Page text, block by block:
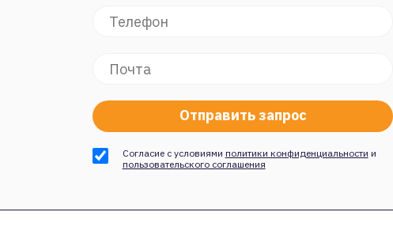
Согласие с условиями политики конфиденциальности и
пользовательского соглашения